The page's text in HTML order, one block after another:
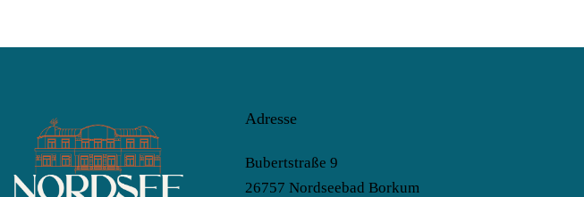
Adresse
Bubertstraße 9
26757 Nordseebad Borkum